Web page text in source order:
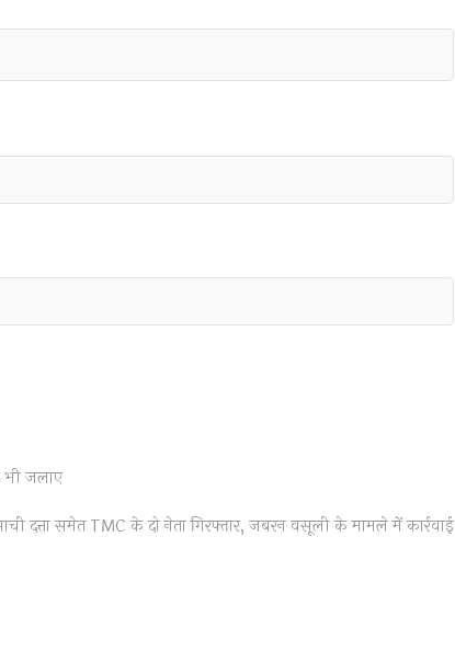
जलाए
दत्ता समेत TMC के दो नेता गिरफ्तार, जबरन वसूली के मामले में कार्रवाई